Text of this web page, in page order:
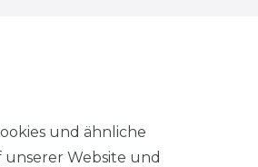
EUR
und ähnliche
Website und